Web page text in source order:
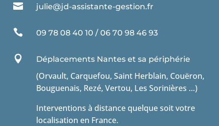
 julie@jd-assistante-gestion.fr
 09 78 08 40 10 / 06 70 98 46 93
 Déplacements Nantes et sa périphérie
(Orvault, Carquefou, Saint Herblain, Couëron,
Bouguenais, Rezé, Vertou, Les Sorinières …)
Interventions à distance quelque soit votre
localisation en France.